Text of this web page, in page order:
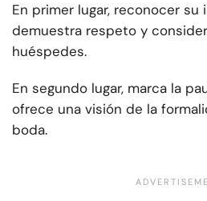
En primer lugar, reconocer su
demuestra respeto y
huéspedes.
En segundo lugar, marca la
ofrece una visión de la
boda.